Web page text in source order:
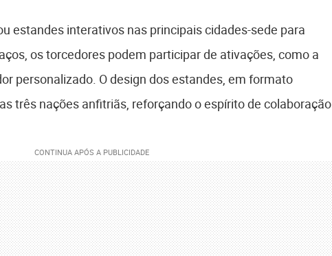
estandes interativos nas principais cidades-sede para
os torcedores podem participar de ativações, como a
personalizado. O design dos estandes, em formato
três nações anfitriãs, reforçando o espírito de colaboração